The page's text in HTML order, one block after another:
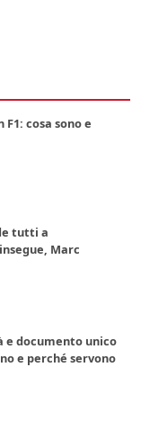
cosa sono e
tutti a
Marc
documento unico
e perché servono